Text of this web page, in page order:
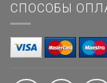
СПОСОБЫ